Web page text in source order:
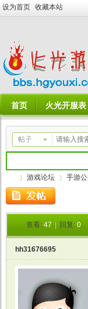
设为首页 收藏本站
首页 火光开服表
帖子
游戏论坛
›
手游
查看: 47 回复: 0
hh31676695